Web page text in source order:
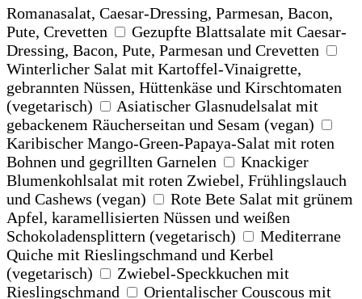
Romanasalat, Caesar-Dressing, Parmesan, Bacon,
Pute, Crevetten
Gezupfte Blattsalate mit Caesar-
Dressing, Bacon, Pute, Parmesan und Crevetten
Winterlicher Salat mit Kartoffel-Vinaigrette,
gebrannten Nüssen, Hüttenkäse und Kirschtomaten
(vegetarisch)
Asiatischer Glasnudelsalat mit
gebackenem Räucherseitan und Sesam (vegan)
Karibischer Mango-Green-Papaya-Salat mit roten
Bohnen und gegrillten Garnelen
Knackiger
Blumenkohlsalat mit roten Zwiebel, Frühlingslauch
und Cashews (vegan)
Rote Bete Salat mit grünem
Apfel, karamellisierten Nüssen und weißen
Schokoladensplittern (vegetarisch)
Mediterrane
Quiche mit Rieslingschmand und Kerbel
(vegetarisch)
Zwiebel-Speckkuchen mit
Rieslingschmand
Orientalischer Couscous mit